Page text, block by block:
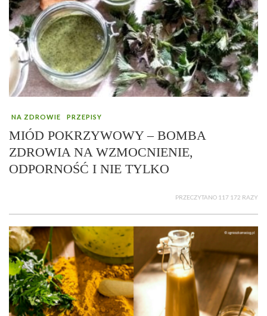
NA ZDROWIE PRZEPISY
MIÓD POKRZYWOWY – BOMBA
ZDROWIA NA WZMOCNIENIE,
ODPORNOŚĆ I NIE TYLKO
PRZECZYTANO 117 172 RAZY